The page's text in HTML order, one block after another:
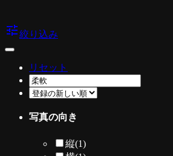
tune絞り込み
リセット
写真の向き
縦(1)